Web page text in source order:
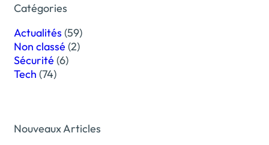
Catégories
Actualités (59)
Non classé (2)
Sécurité (6)
Tech (74)
Nouveaux Articles